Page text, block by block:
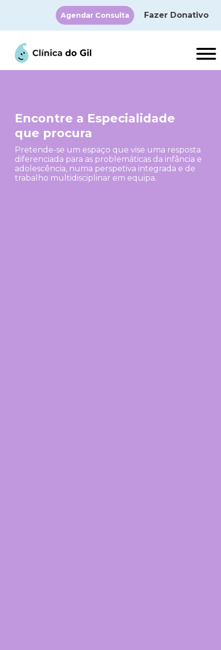
×
Agendar Consulta Fazer Donativo
Encontre a Especialidade
que procura
Pretende-se um espaço que vise uma resposta
diferenciada para as problemáticas da infância e
adolescência, numa perspetiva integrada e de
trabalho multidisciplinar em equipa.